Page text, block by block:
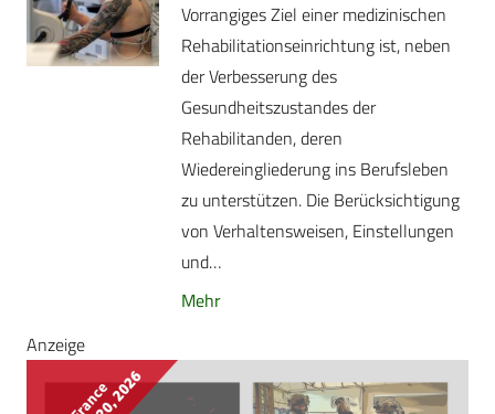
Vorrangiges Ziel einer medizinischen
Rehabilitationseinrichtung ist, neben
der Verbesserung des
Gesundheitszustandes der
Rehabilitanden, deren
Wiedereingliederung ins Berufsleben
zu unterstützen. Die Berücksichtigung
von Verhaltensweisen, Einstellungen
und…
Mehr
Anzeige